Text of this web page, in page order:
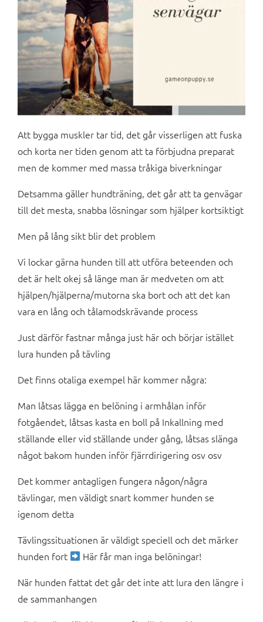
Att bygga muskler tar tid, det går visserligen att fuska
och korta ner tiden genom att ta förbjudna preparat
men de kommer med massa tråkiga biverkningar
Detsamma gäller hundträning, det går att ta genvägar
till det mesta, snabba lösningar som hjälper kortsiktigt
Men på lång sikt blir det problem
Vi lockar gärna hunden till att utföra beteenden och
det är helt okej så länge man är medveten om att
hjälpen/hjälperna/mutorna ska bort och att det kan
vara en lång och tålamodskrävande process
Just därför fastnar många just här och börjar istället
lura hunden på tävling
Det finns otaliga exempel här kommer några:
Man låtsas lägga en belöning i armhålan inför
fotgåendet, låtsas kasta en boll på Inkallning med
ställande eller vid ställande under gång, låtsas slänga
något bakom hunden inför fjärrdirigering osv osv
Det kommer antagligen fungera någon/några
tävlingar, men väldigt snart kommer hunden se
igenom detta
Tävlingssituationen är väldigt speciell och det märker
hunden fort
Här får man inga belöningar!
När hunden fattat det går det inte att lura den längre i
de sammanhangen